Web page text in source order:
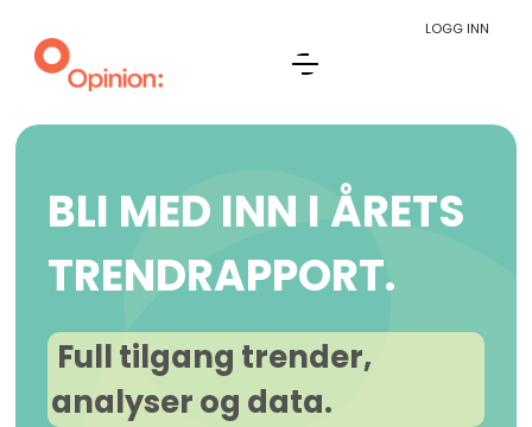
LOGG INN
BLI MED INN I ÅRETS
TRENDRAPPORT.
Full tilgang trender,
analyser og data.